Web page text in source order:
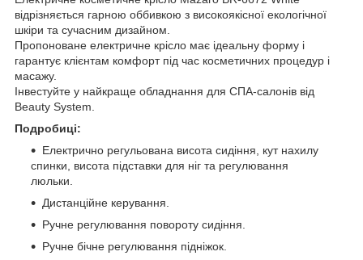
відрізняється гарною оббивкою з високоякісної екологічної
шкіри та сучасним дизайном.
Пропоноване електричне крісло має ідеальну форму і
гарантує клієнтам комфорт під час косметичних процедур і
масажу.
Інвестуйте у найкраще обладнання для СПА-салонів від
Beauty System.
Подробиці:
Електрично регульована висота сидіння, кут нахилу
спинки, висота підставки для ніг та регулювання
люльки.
Дистанційне керування.
Ручне регулювання повороту сидіння.
Ручне бічне регулювання підніжок.